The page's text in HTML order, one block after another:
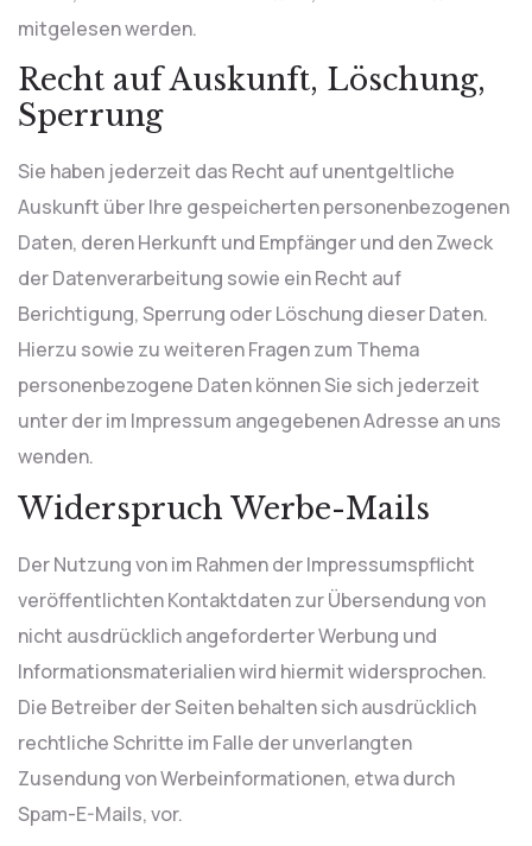
mitgelesen werden.
Recht auf Auskunft, Löschung,
Sperrung
Sie haben jederzeit das Recht auf unentgeltliche
Auskunft über Ihre gespeicherten personenbezogenen
Daten, deren Herkunft und Empfänger und den Zweck
der Datenverarbeitung sowie ein Recht auf
Berichtigung, Sperrung oder Löschung dieser Daten.
Hierzu sowie zu weiteren Fragen zum Thema
personenbezogene Daten können Sie sich jederzeit
unter der im Impressum angegebenen Adresse an uns
wenden.
Widerspruch Werbe-Mails
Der Nutzung von im Rahmen der Impressumspflicht
veröffentlichten Kontaktdaten zur Übersendung von
nicht ausdrücklich angeforderter Werbung und
Informationsmaterialien wird hiermit widersprochen.
Die Betreiber der Seiten behalten sich ausdrücklich
rechtliche Schritte im Falle der unverlangten
Zusendung von Werbeinformationen, etwa durch
Spam-E-Mails, vor.